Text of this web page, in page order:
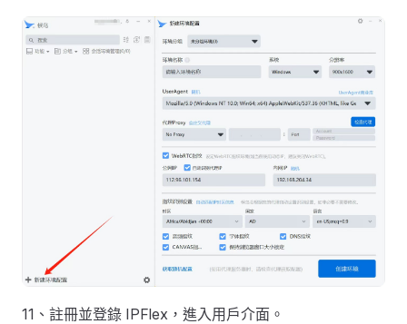
11、註冊並登錄 IPFlex，進入用戶介面。